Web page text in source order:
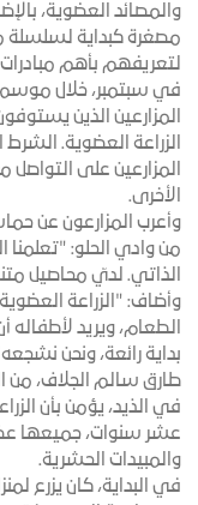
والمصائد العضوية،
مصغرة كبداية لسلسلة
لتعريفهم بأهم مبادرات
في سبتمبر، خلال موسم
المزارعين الذين
الزراعة العضوية.
المزارعين على
الأخرى.
وأعرب المزارعون عن
من وادي الحلو: "تعلمنا
الذاتي. لديّ محاصيل
وأضاف: "الزراعة
الطعام، ويريد لأطفاله
بداية رائعة، ونحن نشجعه
طارق سالم الجلاف، من
في الذيد، يؤمن بأن
عشر سنوات، جميعها
والمبيدات الحشرية.
في البداية، كان يزرع